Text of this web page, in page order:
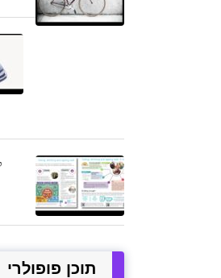
תוכן פופולרי